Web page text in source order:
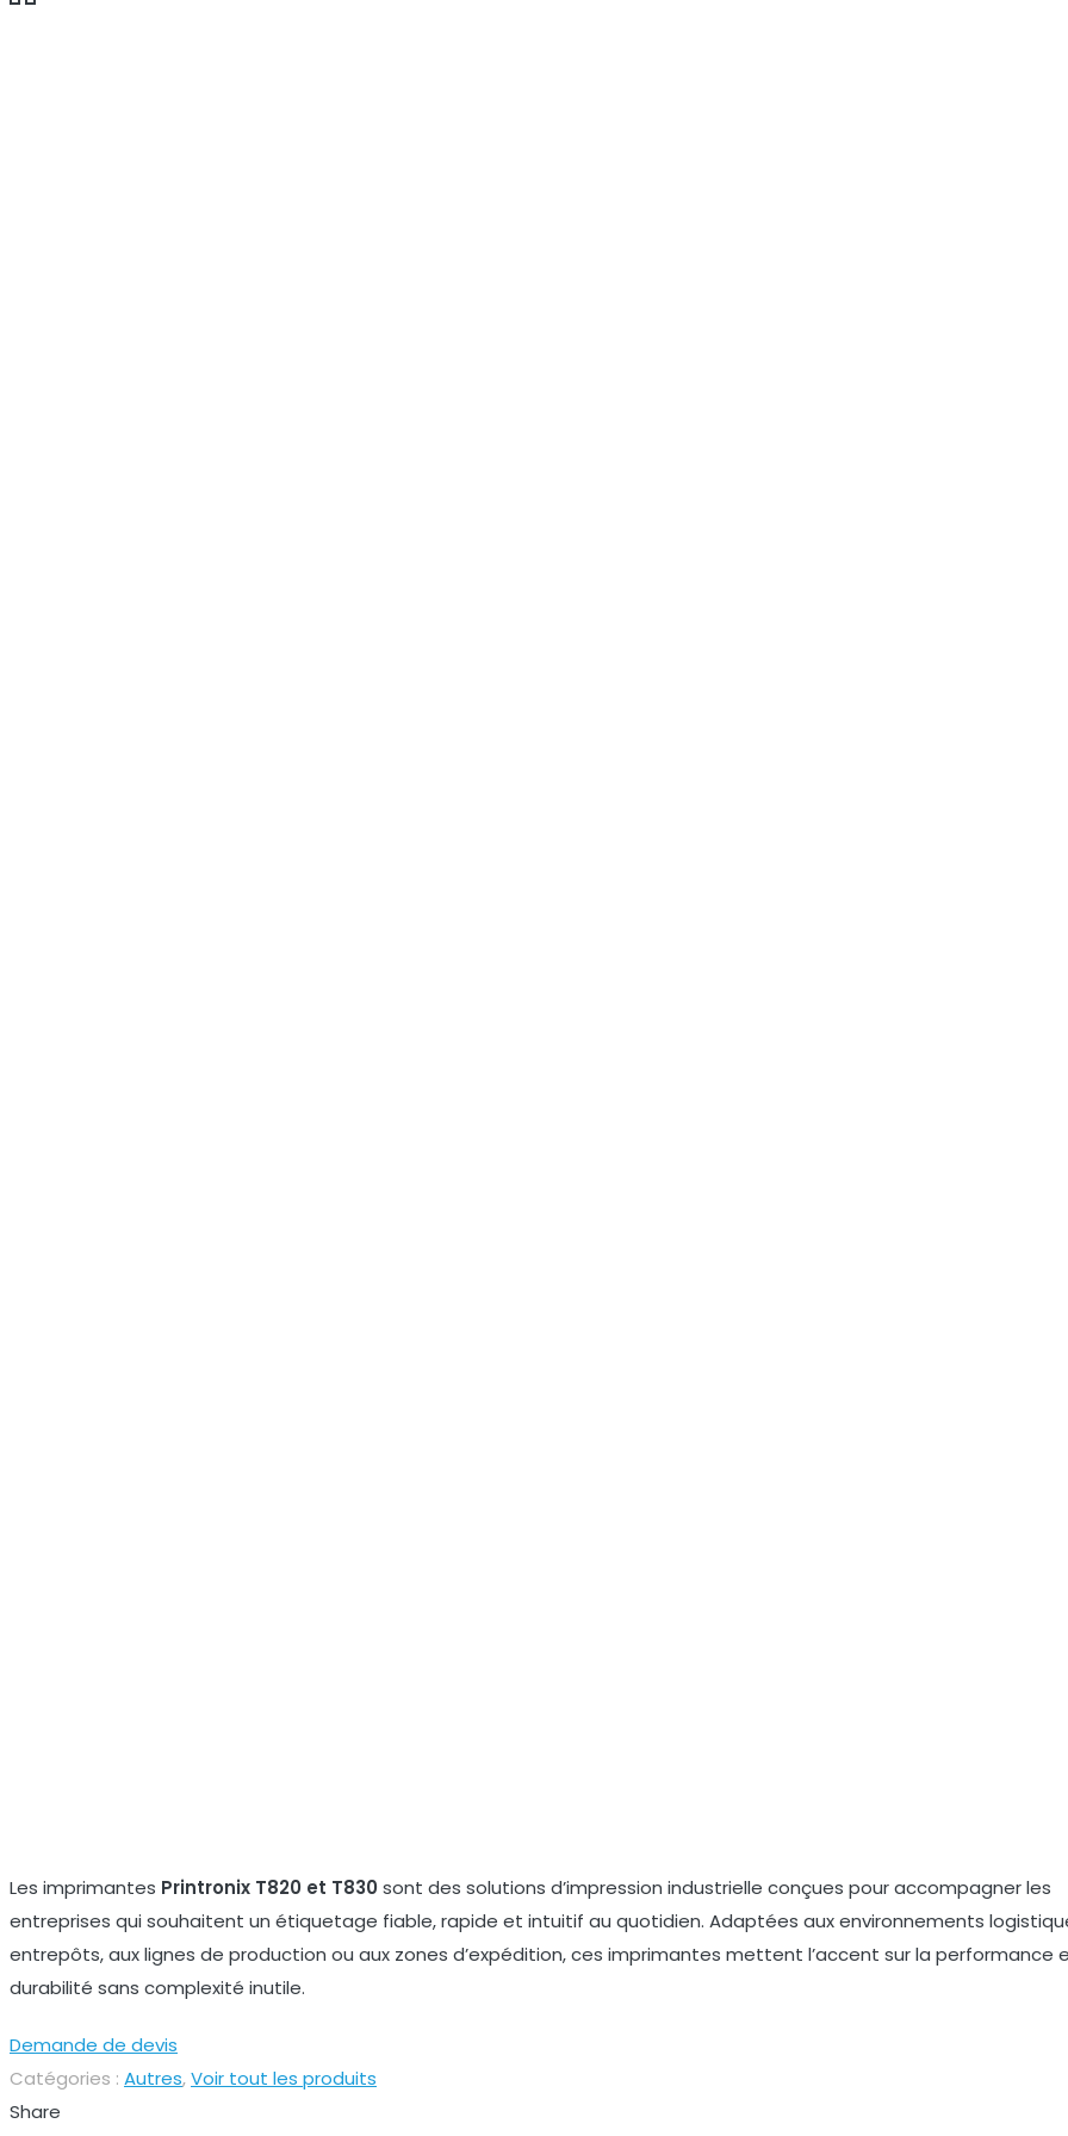
Les imprimantes Printronix T820 et T830sont des solutions d’impression industrielle conçues pour accompagner les
entreprises qui souhaitent un étiquetage fiable, rapide et intuitif au quotidien. Adaptées aux environnements
entrepôts, aux lignes de production ou aux zones d’expédition, ces imprimantes mettent l’accent sur la performance
durabilité sans complexité inutile.
Demande de devis
Catégories : Autres,Voir tout les produits
Share